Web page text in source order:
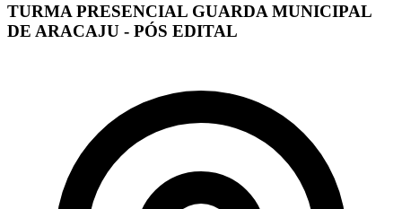
TURMA PRESENCIAL GUARDA MUNICIPAL
DE ARACAJU - PÓS EDITAL